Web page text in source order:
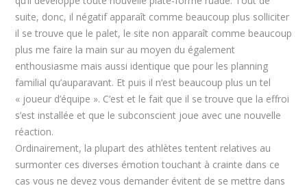
suite, donc, il négatif apparaît comme beaucoup plus solliciter
il se trouve que le palet, le site non apparaît comme beaucoup
plus me faire la main sur au moyen du également
enthousiasme mais aussi identique que pour les planning
familial qu’auparavant. Et puis il n’est beaucoup plus un tel
« joueur d’équipe ». C’est et le fait que il se trouve que la effroi
s’est installée et que le subconscient joue avec une nouvelle
réaction.
Ordinairement, la plupart des athlètes tentent relatives au
surmonter ces diverses émotion touchant à crainte dans ce
cas vous ne devez vous demander évitent de se mettre dans